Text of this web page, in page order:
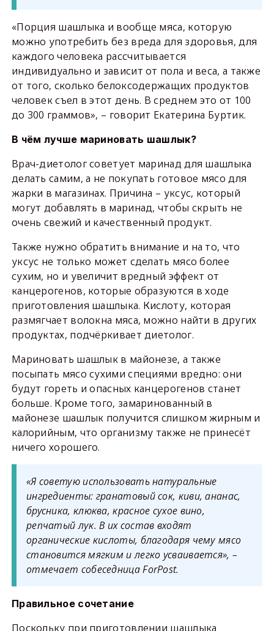
«Порция шашлыка и вообще мяса, которую
можно употребить без вреда для здоровья, для
каждого человека рассчитывается
индивидуально и зависит от пола и веса, а также
от того, сколько белоксодержащих продуктов
человек съел в этот день. В среднем это от 100
до 300 граммов», – говорит Екатерина Буртик.
В чём лучше мариновать шашлык?
Врач-диетолог советует маринад для шашлыка
делать самим, а не покупать готовое мясо для
жарки в магазинах. Причина – уксус, который
могут добавлять в маринад, чтобы скрыть не
очень свежий и качественный продукт.
Также нужно обратить внимание и на то, что
уксус не только может сделать мясо более
сухим, но и увеличит вредный эффект от
канцерогенов, которые образуются в ходе
приготовления шашлыка. Кислоту, которая
размягчает волокна мяса, можно найти в других
продуктах, подчёркивает диетолог.
Мариновать шашлык в майонезе, а также
посыпать мясо сухими специями вредно: они
будут гореть и опасных канцерогенов станет
больше. Кроме того, замаринованный в
майонезе шашлык получится слишком жирным и
калорийным, что организму также не принесёт
ничего хорошего.
«Я советую использовать натуральные
ингредиенты: гранатовый сок, киви, ананас,
брусника, клюква, красное сухое вино,
репчатый лук. В их состав входят
органические кислоты, благодаря чему мясо
становится мягким и легко усваивается», –
отмечает собеседница ForPost.
Правильное сочетание
Поскольку при приготовлении шашлыка